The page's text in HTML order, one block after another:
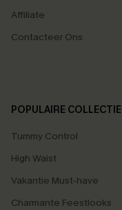
Affiliate
Contacteer Ons
POPULAIRE COLLECTIE
Tummy Control
High Waist
Vakantie Must-have
Charmante Feestlooks